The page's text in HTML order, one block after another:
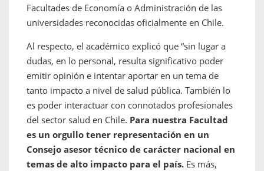
Facultades de Economía o Administración de las
universidades reconocidas oficialmente en Chile.
Al respecto, el académico explicó que “sin lugar a
dudas, en lo personal, resulta significativo poder
emitir opinión e intentar aportar en un tema de
tanto impacto a nivel de salud pública. También lo
es poder interactuar con connotados profesionales
del sector salud en Chile. Para nuestra Facultad
es un orgullo tener representación en un
Consejo asesor técnico de carácter nacional en
temas de alto impacto para el país. Es más,